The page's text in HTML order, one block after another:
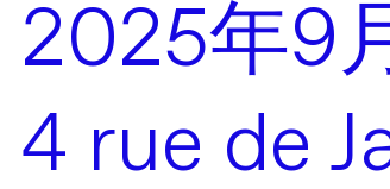
2025年9
rue de